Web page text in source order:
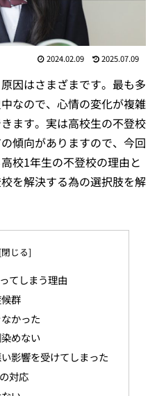
2024.02.09 2025.07.09
因はさまざまです。最も多
なので、心情の変化が複雑
ます。実は高校生の不登校
傾向がありますので、今回
校1年生の不登校の理由と
を解決する為の選択肢を解
てしまう理由
群
かった
めない
影響を受けてしまった
対応